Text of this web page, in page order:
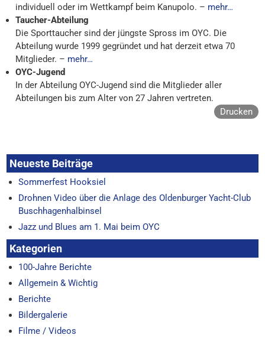
individuell oder im Wettkampf beim Kanupolo. – mehr…
Taucher-Abteilung
Die Sporttaucher sind der jüngste Spross im OYC. Die
Abteilung wurde 1999 gegründet und hat derzeit etwa 70
Mitglieder. – mehr…
OYC-Jugend
In der Abteilung OYC-Jugend sind die Mitglieder aller
Abteilungen bis zum Alter von 27 Jahren vertreten.
Drucken
Neueste Beiträge
Sommerfest Hooksiel
Drohnen Video über die Anlage des Oldenburger Yacht-Club
Buschhagenhalbinsel
Jazz und Blues am 1. Mai beim OYC
Kategorien
100-Jahre Berichte
Allgemein & Wichtig
Berichte
Bildergalerie
Filme / Videos